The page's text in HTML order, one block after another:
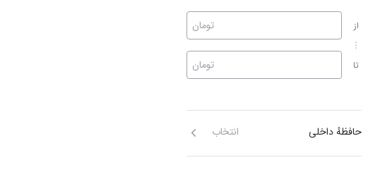
از
تا
تومان
تومان
حافظهٔ داخلی انتخاب